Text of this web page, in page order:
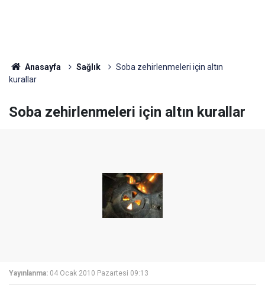
Anasayfa Sağlık
Soba zehirlenmeleri için altın
kurallar
Soba zehirlenmeleri için altın kurallar
Yayınlanma: 04 Ocak 2010 Pazartesi 09:13